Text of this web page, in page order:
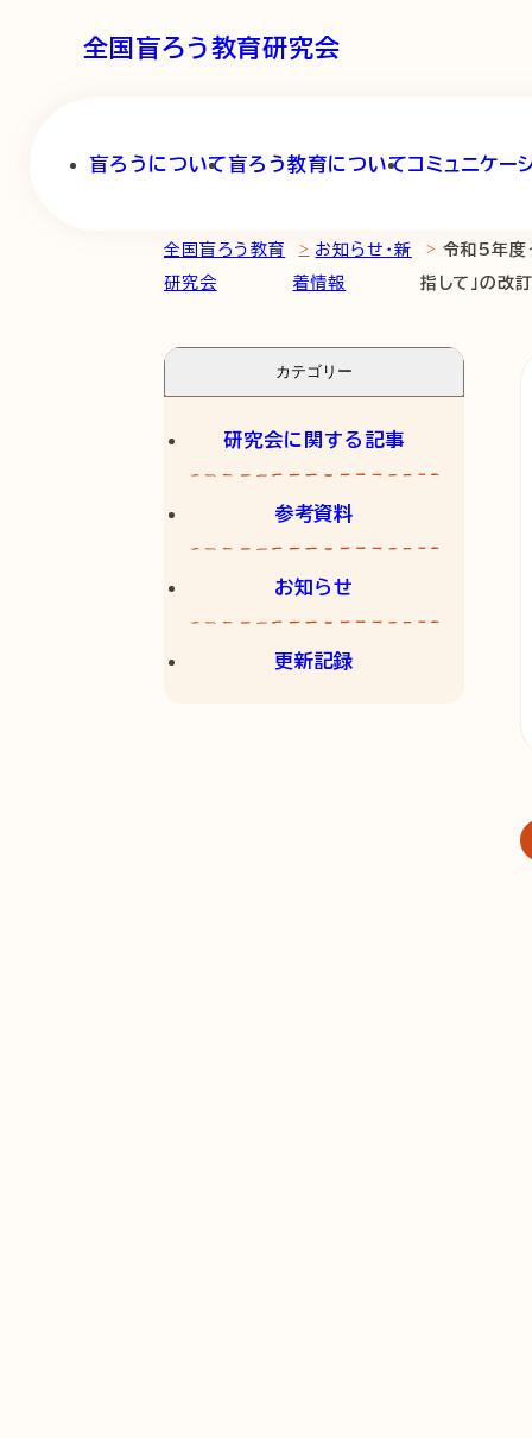
全国盲ろう教育研究会
盲ろうについて盲ろう教育についてコミュニケー
全国盲ろう教育
研究会
> お知らせ・新
着情報
> 令和5年度
指して」の改
カテゴリー
研究会に関する記事
参考資料
お知らせ
更新記録